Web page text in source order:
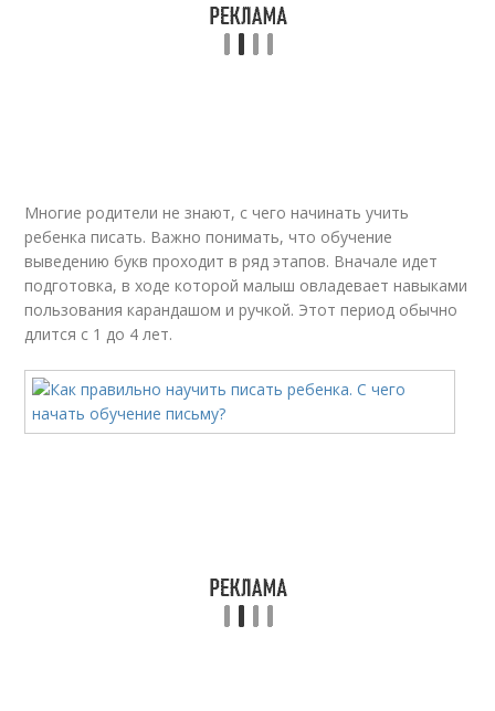
Многие родители не знают, с чего начинать учить
ребенка писать. Важно понимать, что обучение
выведению букв проходит в ряд этапов. Вначале идет
подготовка, в ходе которой малыш овладевает навыками
пользования карандашом и ручкой. Этот период обычно
длится с 1 до 4 лет.